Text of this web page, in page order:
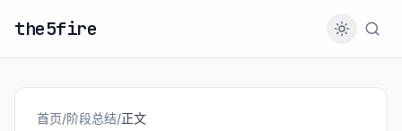
the5fire
首页/阶段总结/正文